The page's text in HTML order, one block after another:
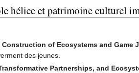
hélice et patrimoine culturel
of Ecosystems and Game
des jeunes.
Partnerships, and